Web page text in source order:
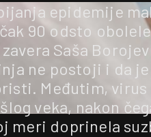
epidemije
90 odsto
Saša
ne postoji i da je
Međutim,
veka, nakon
meri doprinela